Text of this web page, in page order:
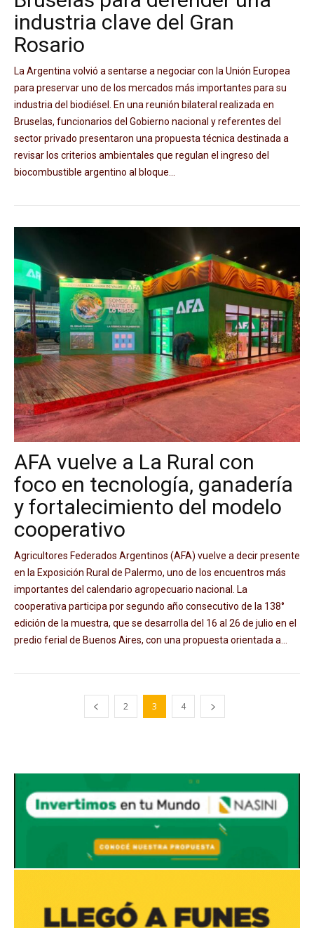
industria clave del Gran
Rosario
La Argentina volvió a sentarse a negociar con la Unión Europea
para preservar uno de los mercados más importantes para su
industria del biodiésel. En una reunión bilateral realizada en
Bruselas, funcionarios del Gobierno nacional y referentes del
sector privado presentaron una propuesta técnica destinada a
revisar los criterios ambientales que regulan el ingreso del
biocombustible argentino al bloque...
AFA vuelve a La Rural con
foco en tecnología, ganadería
y fortalecimiento del modelo
cooperativo
Agricultores Federados Argentinos (AFA) vuelve a decir presente
en la Exposición Rural de Palermo, uno de los encuentros más
importantes del calendario agropecuario nacional. La
cooperativa participa por segundo año consecutivo de la 138°
edición de la muestra, que se desarrolla del 16 al 26 de julio en el
predio ferial de Buenos Aires, con una propuesta orientada a...
2 3 4